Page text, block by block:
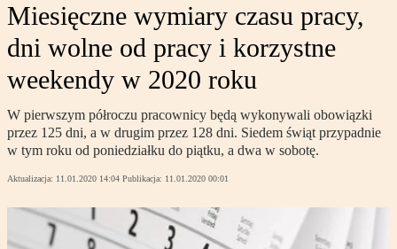
Miesięczne wymiary czasu pracy,
dni wolne od pracy i korzystne
weekendy w 2020 roku
W pierwszym półroczu pracownicy będą wykonywali obowiązki
przez 125 dni, a w drugim przez 128 dni. Siedem świąt przypadnie
w tym roku od poniedziałku do piątku, a dwa w sobotę.
Aktualizacja: 11.01.2020 14:04 Publikacja: 11.01.2020 00:01